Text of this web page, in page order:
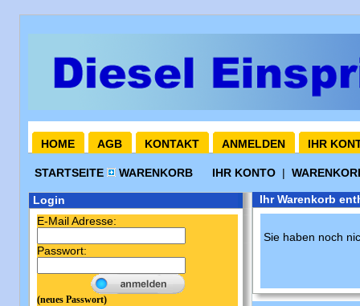
HOME AGB KONTAKT ANMELDEN IHR
STARTSEITE WARENKORB IHR KONTO |
Login
E-Mail Adresse:
Passwort:
(neues Passwort)
Ihr Warenkorb
Sie haben noch